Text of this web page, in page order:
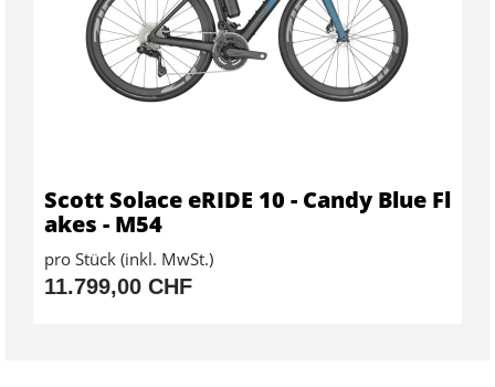
Scott Solace eRIDE 10 - Candy Blue Fl
akes - M54
pro Stück (inkl. MwSt.)
11.799,00 CHF